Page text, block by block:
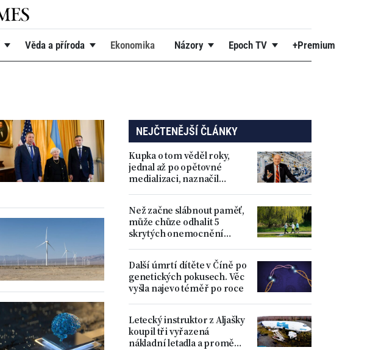
Věda a příroda Ekonomika Názory Epoch TV +Premium
NEJČTENĚJŠÍ ČLÁNKY
Kupka o tom věděl roky,
jednal až po opětovné
medializaci, naznačil
Než začne slábnout paměť,
může chůze odhalit 5
skrytých onemocnění
Další úmrtí dítěte v Číně po
genetických pokusech. Věc
vyšla najevo téměř po roce
Letecký instruktor z Aljašky
koupil tři vyřazená
nákladní letadla a proměnil